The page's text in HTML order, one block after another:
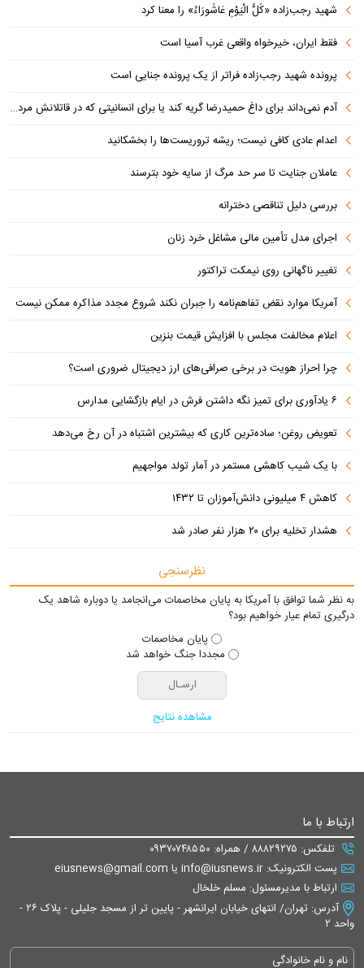
شهید رجب‌زاده «کُلُّ الْیَوْمِ عَاشُورَاءُ» را معنا کرد
فقط ایران، خیرخواه واقعی غرب آسیا است
پرونده شهید رجب‌زاده فراتر از یک پرونده جنایی است
آدم نمی‌داند برای داغ حمیدرضا گریه کند یا برای انسانیتی که در قاتلانش مرده است
اعدام عادی کافی نیست؛ ریشه تروریست‌ها را بخشکانید
عاملان جنایت تا سر حد مرگ از سایه خود بترسند
بررسی دلیل تناقصی دخترانه
اجرای مدل تأمین مالی مشاغل خرد زنان
تغییر ناگهانی روی نیمکت تراکتور
آمریکا موارد نقض تفاهم‌نامه را جبران نکند شروع مجدد مذاکره ممکن نیست
اعلام مخالفت مجلس با افزایش قیمت بنزین
چرا احراز هویت در برخی صرافی‌های ارز دیجیتال ضروری است؟
۶ یادآوری برای تمیز نگه داشتن فرش در ایام بازگشایی مدارس
تعویض روغن؛ ساده‌ترین کاری که بیشترین اشتباه در آن رخ می‌دهد
با یک شیب کاهشی مستمر در آمار تولد مواجهیم
کاهش ۴ میلیونی دانش‌آموزان تا ۱۴۳۲
هشدار تخلیه برای ۲۰ هزار نفر صادر شد
نظرسنجی
به نظر شما توافق با آمریکا به پایان مخاصمات می‌انجامد یا دوباره شاهد یک
درگیری تمام عیار خواهیم بود؟
پایان مخاصمات
مجددا جنگ خواهد شد
مشاهده نتایج
ارتباط با ما
تلفکس: ۸۸۸۲۹۲۷۵ / همراه: ۰۹۳۷۰۷۴۸۵۵۰
پست الکترونیک: info@iusnews.ir یا eiusnews@gmail.com
ارتباط با مدیرمسئول: مسلم خلخال
آدرس: تهران/ انتهای خیابان ایرانشهر - پایین تر از مسجد جلیلی - پلاک ۲۶ -
واحد ۲